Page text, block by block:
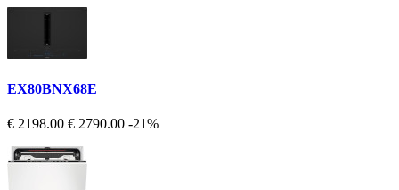
EX80BNX68E
€ 2198.00 € 2790.00 -21%